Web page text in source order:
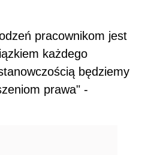
pracownikom jest
każdego
będziemy
prawa" -